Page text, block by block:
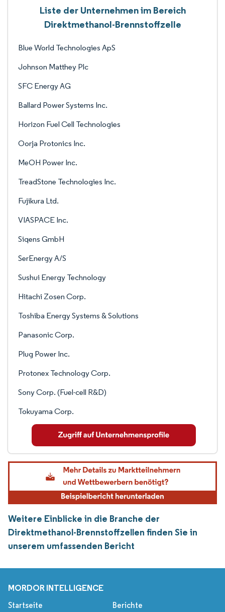
Liste der Unternehmen im Bereich
Direktmethanol-Brennstoffzelle
Blue World Technologies ApS
Johnson Matthey Plc
SFC Energy AG
Ballard Power Systems Inc.
Horizon Fuel Cell Technologies
Oorja Protonics Inc.
MeOH Power Inc.
TreadStone Technologies Inc.
Fujikura Ltd.
VIASPACE Inc.
Siqens GmbH
SerEnergy A/S
Sushui Energy Technology
Hitachi Zosen Corp.
Toshiba Energy Systems & Solutions
Panasonic Corp.
Plug Power Inc.
Protonex Technology Corp.
Sony Corp. (Fuel-cell R&D)
Tokuyama Corp.
Weitere Einblicke in die Branche der
Direktmethanol-Brennstoffzellen finden Sie in
unserem umfassenden Bericht
MORDOR INTELLIGENCE
Startseite Berichte